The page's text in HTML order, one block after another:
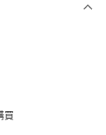
用無須另外申請。
日，確認付款後即完
分期系統評分，恕無
結算日後寄送繳費提
式。 讓您購物簡單
買